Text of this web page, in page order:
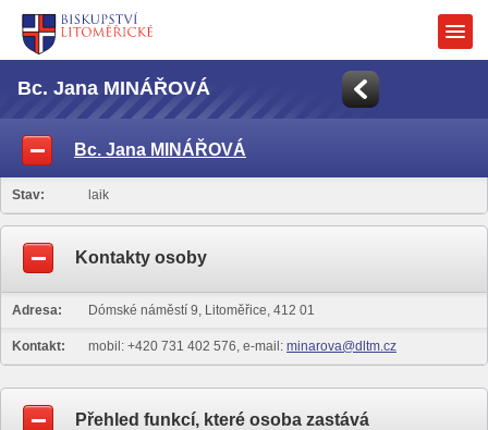
Bc. Jana MINÁŘOVÁ
Bc. Jana MINÁŘOVÁ
Stav: laik
Kontakty osoby
Adresa: Dómské náměstí 9, Litoměřice, 412 01
Kontakt: mobil: +420 731 402 576, e-mail: minarova@dltm.cz
Přehled funkcí, které osoba zastává